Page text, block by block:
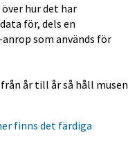
hur det har
för, dels en
som används för
år till år så håll musen
finns det färdiga
webbplats, öppnas i